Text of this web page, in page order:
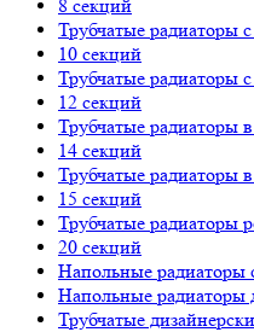
8 секций
Трубчатые радиаторы
10 секций
Трубчатые радиаторы
12 секций
Трубчатые радиаторы
14 секций
Трубчатые радиаторы
15 секций
Трубчатые радиаторы
20 секций
Напольные
Напольные радиаторы
Трубчатые